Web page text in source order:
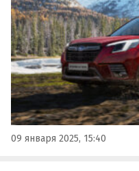
предлагающая версию
09 января 2025, 15:40